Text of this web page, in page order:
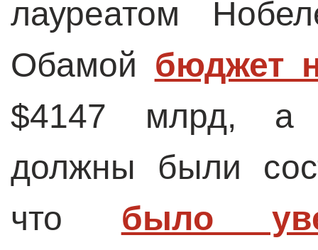
лауреатом
Обамой бюджет
$4147 млрд, а
должны были
что было